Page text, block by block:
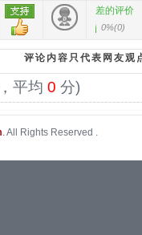
差的评价
0%(0)
评论内容只代表网友观
平均 0 分)
. All Rights Reserved .